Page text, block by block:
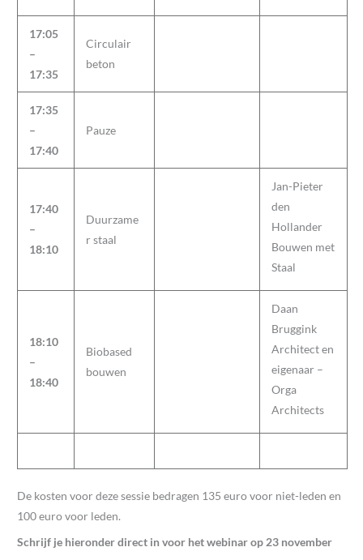
17:05
–
17:35
Circulair
beton
17:35
–
17:40
Pauze
17:40
–
18:10
Duurzame
r staal
Jan-Pieter
den
Hollander
Bouwen met
Staal
18:10
–
18:40
Biobased
bouwen
Daan
Bruggink
Architect en
eigenaar –
Orga
Architects
De kosten voor deze sessie bedragen 135 euro voor niet-leden en
100 euro voor leden.
Schrijf je hieronder direct in voor het webinar op 23 november